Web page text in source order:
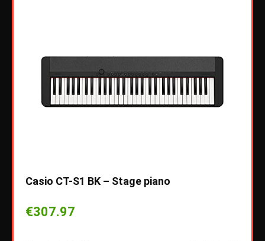
Casio CT-S1 BK – Stage piano
€307.97